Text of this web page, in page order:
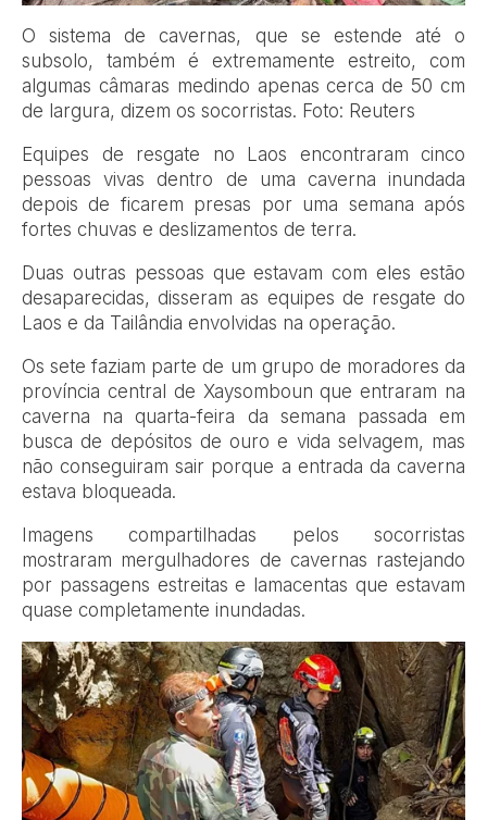
O sistema de cavernas, que se estende até o
subsolo, também é extremamente estreito, com
algumas câmaras medindo apenas cerca de 50 cm
de largura, dizem os socorristas. Foto: Reuters
Equipes de resgate no Laos encontraram cinco
pessoas vivas dentro de uma caverna inundada
depois de ficarem presas por uma semana após
fortes chuvas e deslizamentos de terra.
Duas outras pessoas que estavam com eles estão
desaparecidas, disseram as equipes de resgate do
Laos e da Tailândia envolvidas na operação.
Os sete faziam parte de um grupo de moradores da
província central de Xaysomboun que entraram na
caverna na quarta-feira da semana passada em
busca de depósitos de ouro e vida selvagem, mas
não conseguiram sair porque a entrada da caverna
estava bloqueada.
Imagens compartilhadas pelos socorristas
mostraram mergulhadores de cavernas rastejando
por passagens estreitas e lamacentas que estavam
quase completamente inundadas.